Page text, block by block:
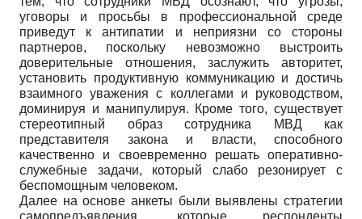
уговоры и просьбы в профессиональной среде
приведут к антипатии и неприязни со стороны
партнеров, поскольку невозможно выстроить
доверительные отношения, заслужить авторитет,
установить продуктивную коммуникацию и достичь
взаимного уважения с коллегами и руководством,
доминируя и манипулируя. Кроме того, существует
стереотипный образ сотрудника МВД как
представителя закона и власти, способного
качественно и своевременно решать оперативно-
служебные задачи, который слабо резонирует с
беспомощным человеком.
Далее на основе анкеты были выявлены стратегии
самопредъявления, которые респонденты